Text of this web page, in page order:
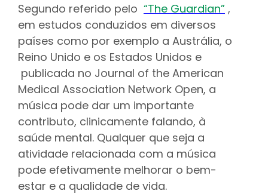
Segundo referido pelo “The Guardian” ,
em estudos conduzidos em diversos
países como por exemplo a Austrália, o
Reino Unido e os Estados Unidos e
publicada no Journal of the American
Medical Association Network Open, a
música pode dar um importante
contributo, clinicamente falando, à
saúde mental. Qualquer que seja a
atividade relacionada com a música
pode efetivamente melhorar o bem-
estar e a qualidade de vida.